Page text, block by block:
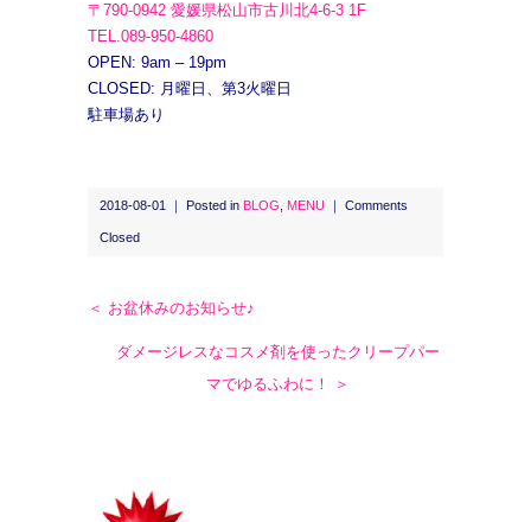
〒790-0942 愛媛県松山市古川北4-6-3 1F
TEL.089-950-4860
OPEN: 9am – 19pm
CLOSED: 月曜日、第3火曜日
駐車場あり
2018-08-01 ｜ Posted in BLOG MENU Comments
Closed
＜ お盆休みのお知らせ♪
ダメージレスなコスメ剤を使ったクリープパー
マでゆるふわに！ ＞